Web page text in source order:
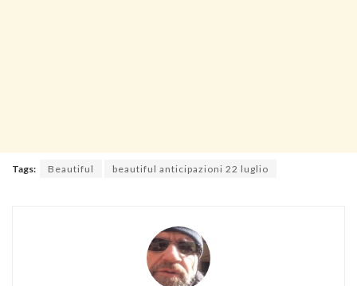
Tags: Beautiful beautiful anticipazioni 22 luglio